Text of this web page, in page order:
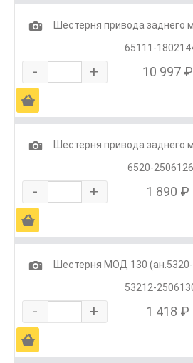
1
Шестерня привода заднего
65111-
- + 10 997 ₽
Ä
1
Шестерня привода заднего
6520-2506126
- + 1 890 ₽
Ä
1
Шестерня МОД 130
53212-
- + 1 418 ₽
Ä